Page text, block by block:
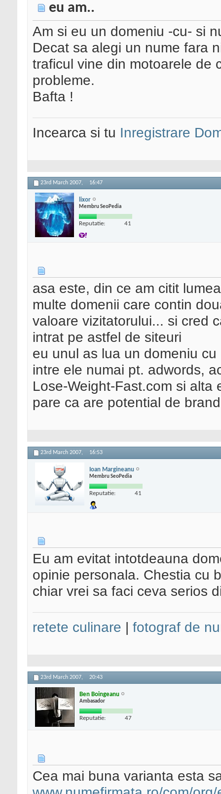
eu am..
Am si eu un domeniu -cu- si
Decat sa alegi un nume fara
traficul vine din motoarele de
probleme.
Bafta !
Incearca si tu Inregistrare
23rd March 2007, 16:47
lixor
Membru SeoPedia
Reputatie: 41
asa este, din ce am citit
multe domenii care contin
valoare vizitatorului... si cred
intrat pe astfel de siteuri
eu unul as lua un domeniu
intre ele numai pt. adwords,
Lose-Weight-Fast.com si
pare ca are potential de
23rd March 2007, 16:53
Ioan Margineanu
Membru SeoPedia
Reputatie: 41
Eu am evitat intotdeauna
opinie personala. Chestia cu
chiar vrei sa faci ceva serios
retete culinare | fotograf de
23rd March 2007, 20:43
Ben Boingeanu
Ambasador
Reputatie: 47
Cea mai buna varianta esta